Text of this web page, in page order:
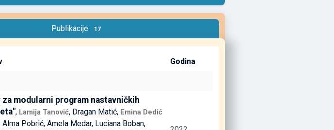
Publikacije 17
Godina
za modularni program nastavničkih
, Lamija Tanović, Dragan Matić, Emina Dedić
Alma Pobrić, Amela Medar, Luciana Boban,